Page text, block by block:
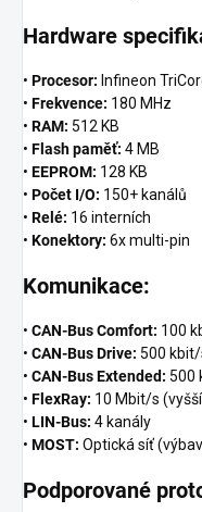
Hardware
• Procesor: Infineon
• Frekvence: 180 MHz
• RAM: 512 KB
• Flash paměť: 4 MB
• EEPROM: 128 KB
• Počet I/O: 150+ kanálů
• Relé: 16 interních
• Konektory: 6x multi-pin
Komunikace:
• CAN-Bus Comfort: 100
• CAN-Bus Drive: 500
• CAN-Bus Extended: 500
• FlexRay: 10 Mbit/s
• LIN-Bus: 4 kanály
• MOST: Optická síť
Podporované